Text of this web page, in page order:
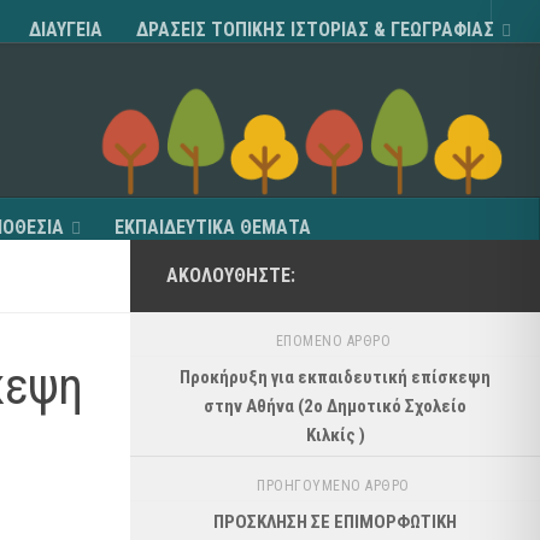
ΔΙΑΥΓΕΙΑ ΔΡΑΣΕΙΣ ΤΟΠΙΚΗΣ ΙΣΤΟΡΙΑΣ & ΓΕΩΓΡΑΦΙΑΣ
ΕΚΠΑΙΔΕΥΤΙΚΑ ΘΕΜΑΤΑ
ΑΚΟΛΟΥΘΉΣΤΕ:
ΕΠΌΜΕΝΟ ΆΡΘΡΟ
Προκήρυξη για εκπαιδευτική επίσκεψη
στην Αθήνα (2ο Δημοτικό Σχολείο
Κιλκίς )
ΠΡΟΗΓΟΎΜΕΝΟ ΆΡΘΡΟ
ΠΡΟΣΚΛΗΣΗ ΣΕ ΕΠΙΜΟΡΦΩΤΙΚΗ